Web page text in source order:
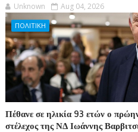
Unknown Aug 04, 2026
ΠΟΛΙΤΙΚΗ
Πέθανε σε ηλικία 93 ετών ο
στέλεχος της ΝΔ Ιωάννης